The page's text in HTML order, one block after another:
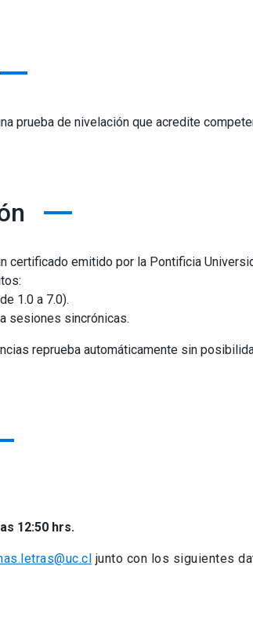
prueba de nivelación que acredite
certificado emitido por la Pontificia
1.0 a 7.0).
sesiones sincrónicas.
reprueba automáticamente sin
12:50 hrs.
junto con los siguientes